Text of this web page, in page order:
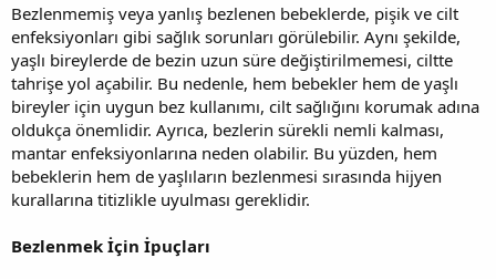
Bezlenmemiş veya yanlış bezlenen bebeklerde, pişik ve cilt
enfeksiyonları gibi sağlık sorunları görülebilir. Aynı şekilde,
yaşlı bireylerde de bezin uzun süre değiştirilmemesi, ciltte
tahrişe yol açabilir. Bu nedenle, hem bebekler hem de yaşlı
bireyler için uygun bez kullanımı, cilt sağlığını korumak adına
oldukça önemlidir. Ayrıca, bezlerin sürekli nemli kalması,
mantar enfeksiyonlarına neden olabilir. Bu yüzden, hem
bebeklerin hem de yaşlıların bezlenmesi sırasında hijyen
kurallarına titizlikle uyulması gereklidir.
Bezlenmek İçin İpuçları